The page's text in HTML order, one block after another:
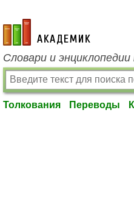
academic.ru
Словари и
Толкования Переводы